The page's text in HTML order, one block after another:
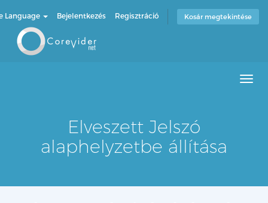
Language Bejelentkezés Regisztráció Kosár megtekintése
Elveszett Jelszó
alaphelyzetbe állítása